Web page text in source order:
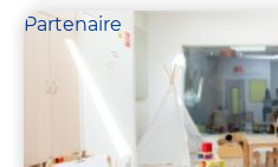
Partenaire